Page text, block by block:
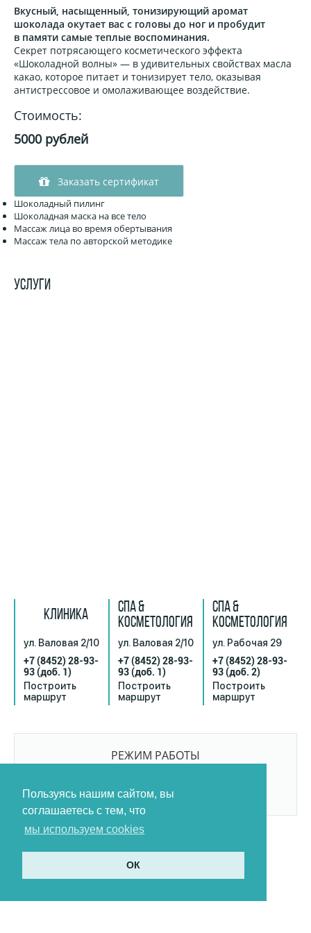
Пользуясь нашим сайтом, вы
соглашаетесь с тем, что
мы используем cookies
ОК
УСЛУГИ
Вкусный, насыщенный, тонизирующий аромат
шоколада окутает вас с головы до ног и пробудит
в памяти самые теплые воспоминания.
Секрет потрясающего косметического эффекта
«Шоколадной волны» — в удивительных свойствах масла
какао, которое питает и тонизирует тело, оказывая
антистрессовое и омолаживающее воздействие.
Стоимость:
5000 рублей
Заказать сертификат
Шоколадный пилинг
Шоколадная маска на все тело
Массаж лица во время обертывания
Массаж тела по авторской методике
КЛИНИКА
ул. Валовая 2/10
+7 (8452) 28-93-
93(доб. 1)
Построить
маршрут
СПА &
КОСМЕТОЛОГИЯ
ул. Валовая 2/10
+7 (8452) 28-93-
93(доб. 1)
Построить
маршрут
СПА &
КОСМЕТОЛОГИЯ
ул. Рабочая 29
+7 (8452) 28-93-
93(доб. 2)
Построить
маршрут
РЕЖИМ РАБОТЫ
БЕЗ ПЕРЕРЫВОВ И ВЫХОДНЫХ